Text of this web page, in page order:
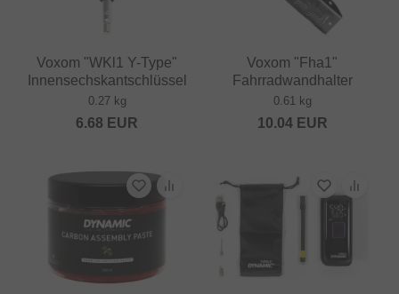
Voxom "WKl1 Y-Type"
Innensechskantschlüssel
0.27 kg
6.68 EUR
Voxom "Fha1"
Fahrradwandhalter
0.61 kg
10.04EUR